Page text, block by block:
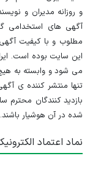
و روزانه مدیران و
آگهی های استخدامی
مطلوب و با کیفیت
این سایت بوده است.
می شود و وابسته به
تنها منتشر کننده ی
بازدید کنندگان
شده در آن هوشیار باشند.
نماد اعتماد